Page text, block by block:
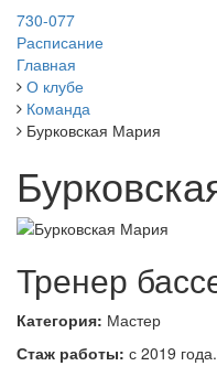
730-077
Расписание
Главная
О клубе
Команда
Бурковская Мария
Тренер
Категория: Мастер
Стаж работы: с 2019 года.